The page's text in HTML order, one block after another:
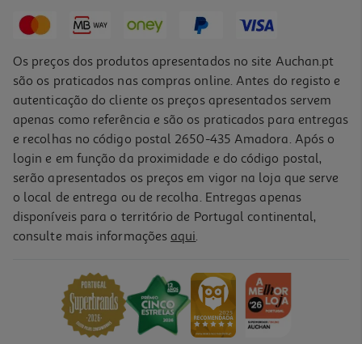
Os preços dos produtos apresentados no site Auchan.pt
são os praticados nas compras online. Antes do registo e
autenticação do cliente os preços apresentados servem
apenas como referência e são os praticados para entregas
e recolhas no código postal 2650-435 Amadora. Após o
login e em função da proximidade e do código postal,
serão apresentados os preços em vigor na loja que serve
o local de entrega ou de recolha. Entregas apenas
disponíveis para o território de Portugal continental,
consulte mais informações aqui.